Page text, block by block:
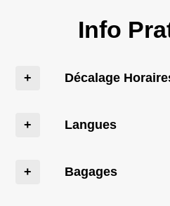
Info
Décalage
Langues
Bagages